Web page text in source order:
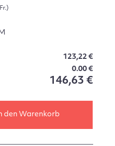
123,22 €
0.00 €
146,63 €
den Warenkorb